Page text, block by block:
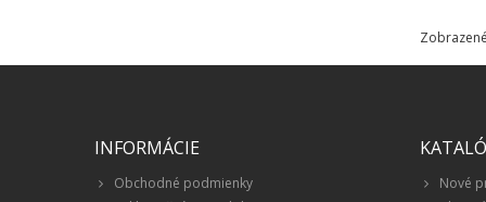
INFORMÁCIE
Obchodné podmienky
Nové